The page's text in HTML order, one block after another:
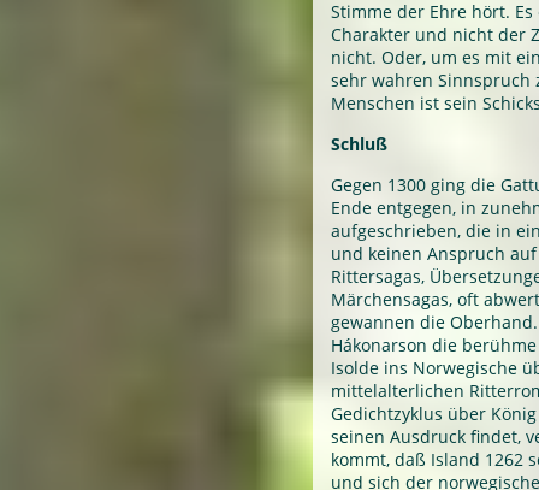
Stimme der Ehre hört.
Charakter und nicht der
nicht. Oder, um es mit
sehr wahren Sinnspruch
Menschen ist sein
Schluß
Gegen 1300 ging die
Ende entgegen, in
aufgeschrieben, die in
und keinen Anspruch
Rittersagas,
Märchensagas, oft
gewannen die
Hákonarson die
Isolde ins Norwegische
mittelalterlichen
Gedichtzyklus über
seinen Ausdruck findet,
kommt, daß Island 1262
und sich der